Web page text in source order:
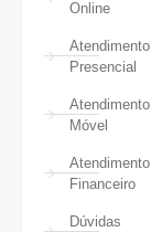
Online
Atendimento
Presencial
Atendimento
Móvel
Atendimento
Financeiro
Dúvidas